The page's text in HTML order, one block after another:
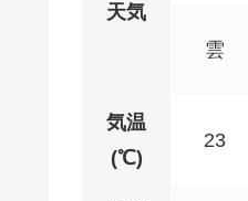
天気
雲
気温
(℃)
23